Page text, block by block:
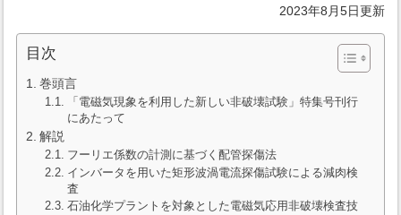
2023年8月5日更新
目次
巻頭言
「電磁気現象を利用した新しい非破壊試験」特集号刊行
にあたって
解説
フーリエ係数の計測に基づく配管探傷法
インバータを用いた矩形波渦電流探傷試験による減肉検
査
石油化学プラントを対象とした電磁気応用非破壊検査技